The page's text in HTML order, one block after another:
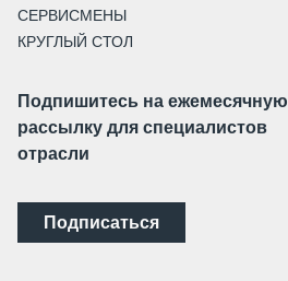
СЕРВИСМЕНЫ
КРУГЛЫЙ СТОЛ
Подпишитесь на ежемесячную
рассылку для специалистов
отрасли
Подписаться